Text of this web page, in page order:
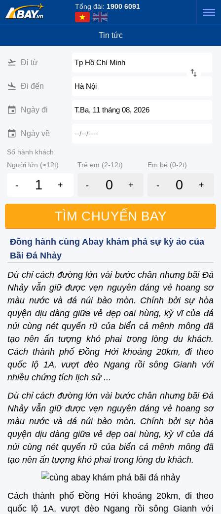
Tổng đài: 1900 6091
Tin tức
Đi từ Tp Hồ Chí Minh
Đi đến Hà Nội
Ngày đi T.Ba, 11 tháng 08, 2026
Ngày về --/--/----
Số hành khách
Người lớn (≥12t)
Trẻ em (2-12t) Em bé (0-2t)
- + - + - +
TÌM CHUYẾN BAY
Đồng hành cùng Abay khám phá sự kỳ ảo của
Bãi Đá Nhảy
Dù chỉ cách đường lớn vài bước chân nhưng bãi Đá
Nhảy vẫn giữ được vẹn nguyên dáng vẻ hoang sơ
màu nước và đá núi bào mòn. Chính bởi sự hòa
quyện dịu dàng giữa vẻ đẹp oai hùng, kỳ vĩ của đá
núi cùng nét quyến rũ của biển cả mênh mông đã
tạo nên ấn tượng khó phai trong lòng du khách.
Cách thành phố Đồng Hới khoảng 20km, đi theo
quốc lộ 1A, vượt đèo Ngang rồi sông Gianh với
nhiều chứng tích lịch sử ...
Dù chỉ cách đường lớn vài bước chân nhưng bãi Đá
Nhảy vẫn giữ được vẹn nguyên dáng vẻ hoang sơ
màu nước và đá núi bào mòn. Chính bởi sự hòa
quyện dịu dàng giữa vẻ đẹp oai hùng, kỳ vĩ của đá
núi cùng nét quyến rũ của biển cả mênh mông đã
tạo nên ấn tượng khó phai trong lòng du khách.
Cách thành phố Đồng Hới khoảng 20km, đi theo
quốc lộ 1A, vượt đèo Ngang rồi sông Gianh với